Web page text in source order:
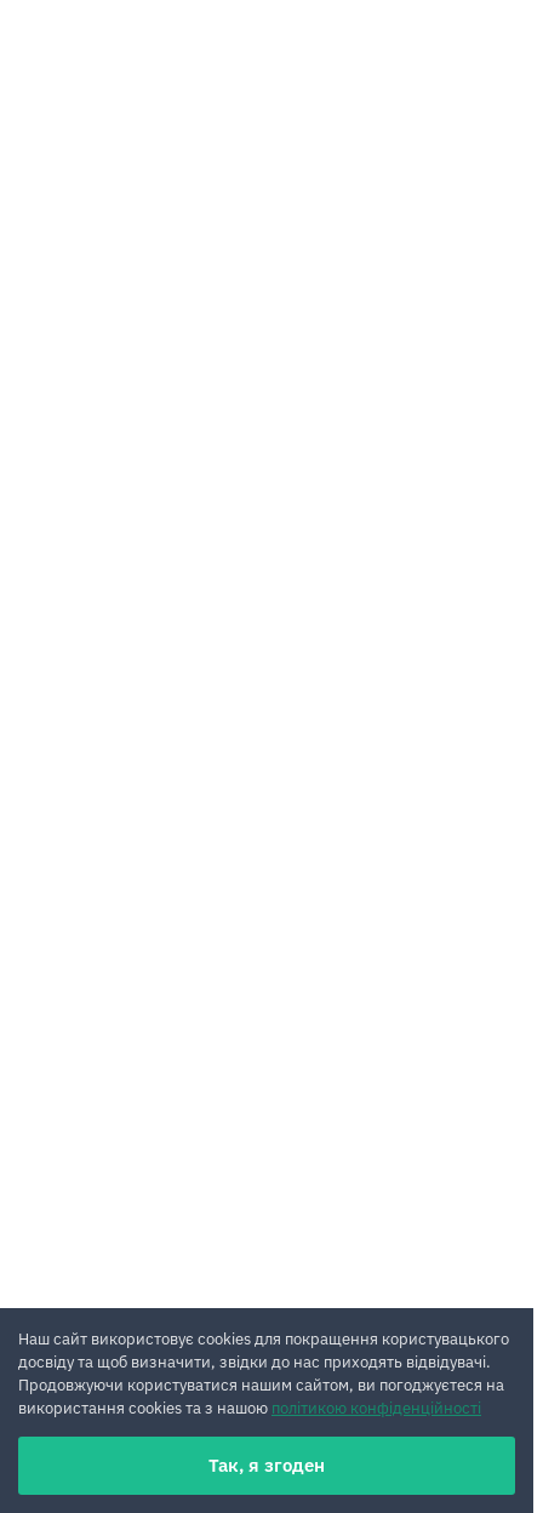
Наш сайт використовує cookies для покращення користувацького
досвіду та щоб визначити, звідки до нас приходять відвідувачі.
Продовжуючи користуватися нашим сайтом, ви погоджуєтеся на
використання cookies та з нашою політикою конфіденційності
Так, я згоден